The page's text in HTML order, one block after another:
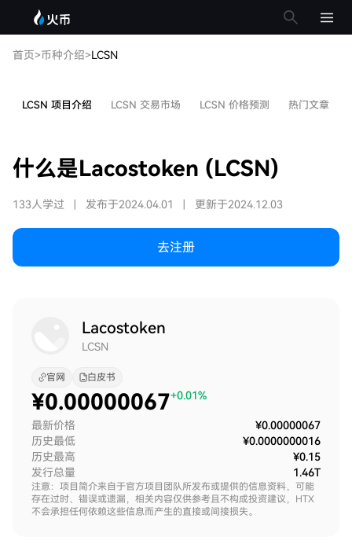
首页>币种介绍>LCSN
LCSN 项目介绍 LCSN 交易市场 LCSN 价格预测 热门文章
什么是Lacostoken (LCSN)
133人学过 发布于2024.04.01 更新于2024.12.03
去注册
Lacostoken
LCSN
官网 白皮书
¥0.00000067+0.01%
最新价格
¥0.00000067
历史最低
¥0.0000000016
历史最高
¥0.15
发行总量
1.46T
注意：项目简介来自于官方项目团队所发布或提供的信息资料，可能
存在过时、错误或遗漏，相关内容仅供参考且不构成投资建议，HTX
不会承担任何依赖这些信息而产生的直接或间接损失。